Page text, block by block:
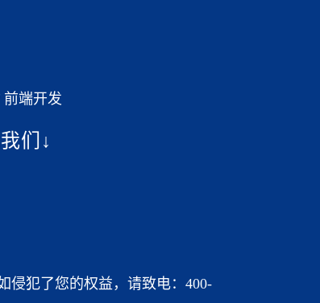
端开发
们↓
侵犯了您的权益，请致电：400-